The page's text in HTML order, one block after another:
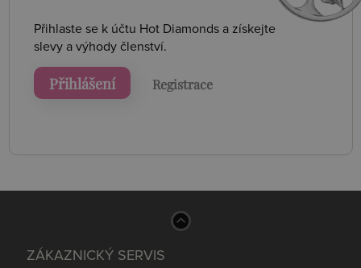
Přihlaste se k účtu Hot Diamonds a získejte
slevy a výhody členství.
Přihlášení Registrace
ZÁKAZNICKÝ SERVIS